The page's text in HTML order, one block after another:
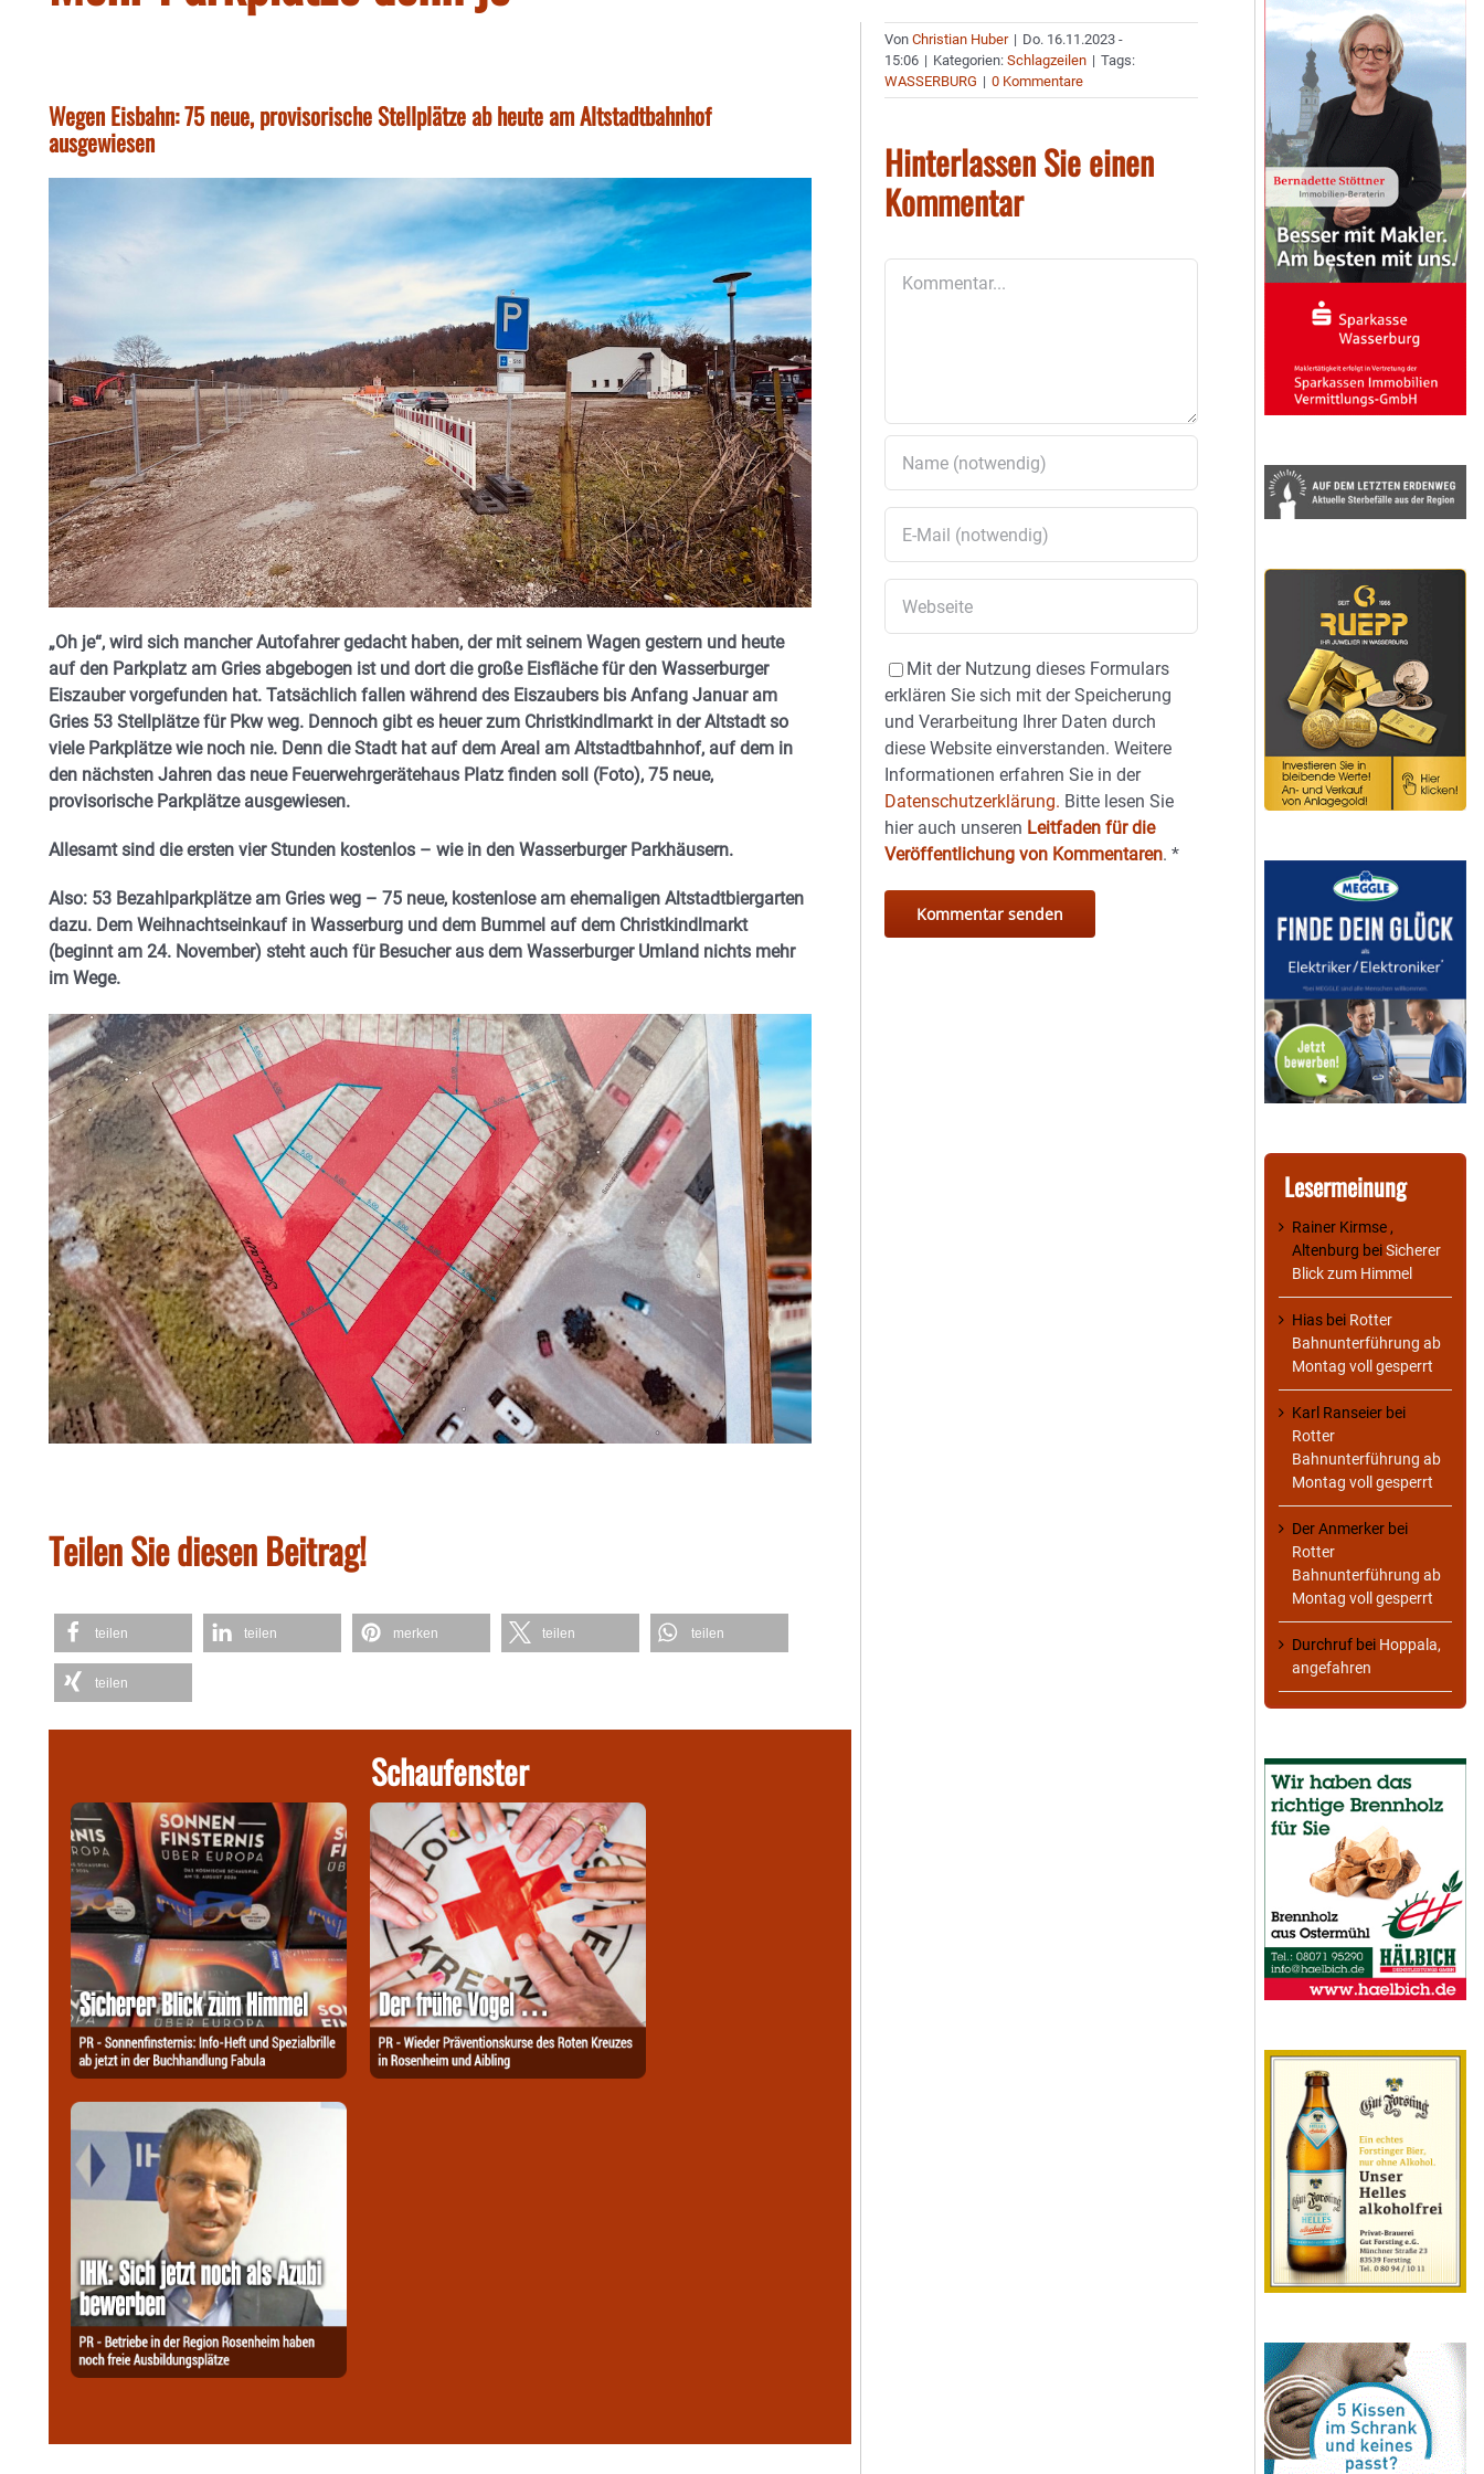
Wegen Eisbahn: 75 neue, provisorische Stellplätze ab heute am Altstadtbahnhof
ausgewiesen
„Oh je“, wird sich mancher Autofahrer gedacht haben, der mit seinem Wagen gestern und heute
auf den Parkplatz am Gries abgebogen ist und dort die große Eisfläche für den Wasserburger
Eiszauber vorgefunden hat. Tatsächlich fallen während des Eiszaubers bis Anfang Januar am
Gries 53 Stellplätze für Pkw weg. Dennoch gibt es heuer zum Christkindlmarkt in der Altstadt so
viele Parkplätze wie noch nie. Denn die Stadt hat auf dem Areal am Altstadtbahnhof, auf dem in
den nächsten Jahren das neue Feuerwehrgerätehaus Platz finden soll (Foto), 75 neue,
provisorische Parkplätze ausgewiesen.
Allesamt sind die ersten vier Stunden kostenlos – wie in den Wasserburger Parkhäusern.
Also: 53 Bezahlparkplätze am Gries weg – 75 neue, kostenlose am ehemaligen Altstadtbiergarten
dazu. Dem Weihnachtseinkauf in Wasserburg und dem Bummel auf dem Christkindlmarkt
(beginnt am 24. November) steht auch für Besucher aus dem Wasserburger Umland nichts mehr
im Wege.
Teilen Sie diesen Beitrag!
teilen teilen merken teilen teilen
teilen
Schaufenster
VonChristian Huber | Do. 16.11.2023 -
15:06 | Kategorien:Schlagzeilen | Tags:
WASSERBURG | 0 Kommentare
Hinterlassen Sie einen
Kommentar
Mit der Nutzung dieses Formulars
erklären Sie sich mit der Speicherung
und Verarbeitung Ihrer Daten durch
diese Website einverstanden. Weitere
Informationen erfahren Sie in der
Datenschutzerklärung. Bitte lesen Sie
hier auch unseren Leitfaden für die
Veröffentlichung von Kommentaren.*
Lesermeinung
Rainer Kirmse ,
Altenburg beiSicherer
Blick zum Himmel
Hias bei Rotter
Bahnunterführung ab
Montag voll gesperrt
Karl Ranseier bei
Rotter
Bahnunterführung ab
Montag voll gesperrt
Der Anmerker bei
Rotter
Bahnunterführung ab
Montag voll gesperrt
Durchruf bei Hoppala,
angefahren